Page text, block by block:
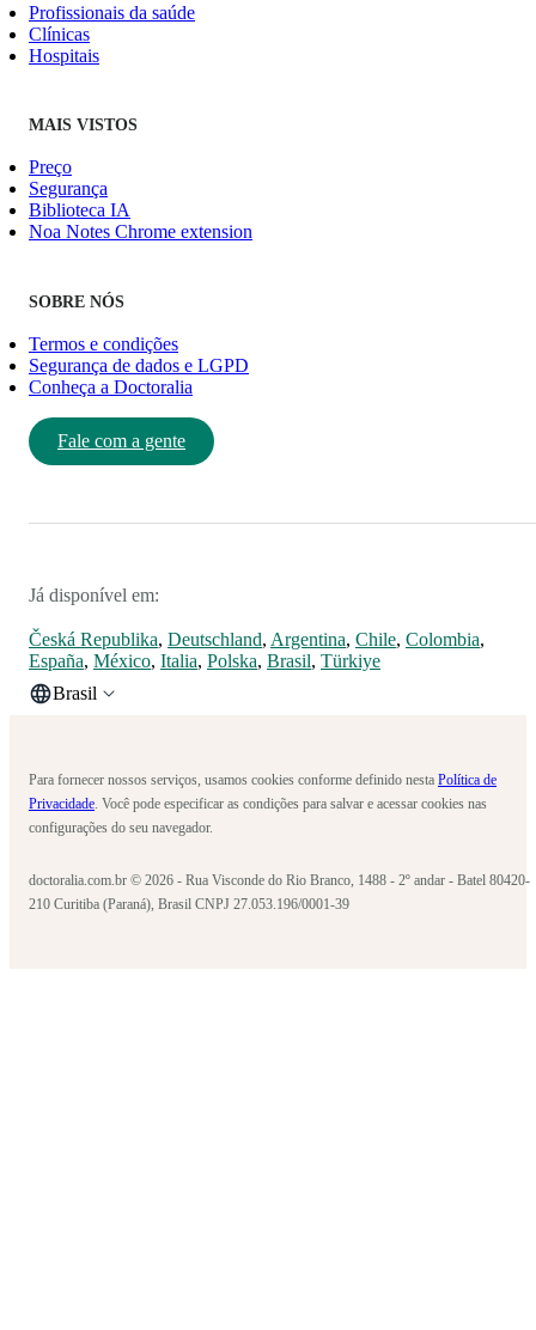
Profissionais da saúde
Clínicas
Hospitais
MAIS VISTOS
Preço
Segurança
Biblioteca IA
Noa Notes Chrome extension
SOBRE NÓS
Termos e condições
Segurança de dados e LGPD
Conheça a Doctoralia
Fale com a gente
Já disponível em:
Česká Republika, Deutschland, Argentina, Chile, Colombia,
España, México, Italia, Polska, Brasil, Türkiye
Brasil
Para fornecer nossos serviços, usamos cookies conforme definido nesta Política de
Privacidade . Você pode especificar as condições para salvar e acessar cookies nas
configurações do seu navegador.
doctoralia.com.br © 2026 - Rua Visconde do Rio Branco, 1488 - 2º andar - Batel 80420-
210 Curitiba (Paraná), Brasil CNPJ 27.053.196/0001-39